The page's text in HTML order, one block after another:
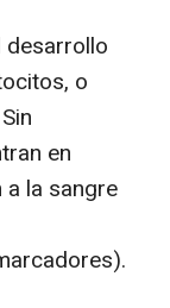
desarrollo
o
en
la sangre